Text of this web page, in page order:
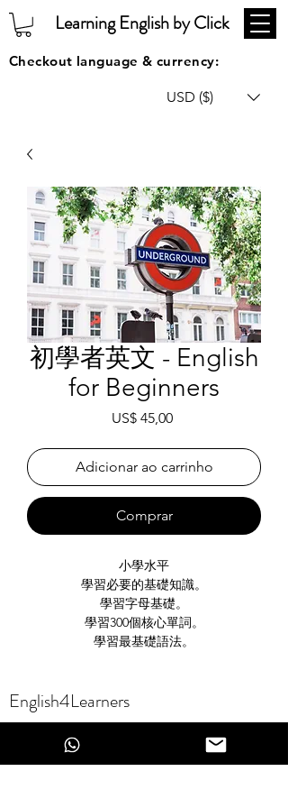
Learning English by Click
Checkout language & currency:
USD ($)
初學者英文 - English
for Beginners
US$ 45,00Preço
Adicionar ao carrinho
Comprar
小學水平
學習必要的基礎知識。
學習字母基礎。
學習300個核心單詞。
學習最基礎語法。
English4Learners
Self-Access English Learning Center
18 Nissim Bachar St.